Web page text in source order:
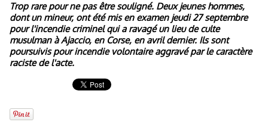
Trop rare pour ne pas être souligné. Deux jeunes hommes,
dont un mineur, ont été mis en examen jeudi 27 septembre
pour l'incendie criminel qui a ravagé un lieu de culte
musulman à Ajaccio, en Corse, en avril dernier. Ils sont
poursuivis pour incendie volontaire aggravé par le caractère
raciste de l'acte.